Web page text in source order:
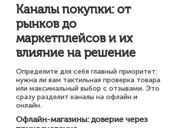
Каналы покупки: от
рынков до
маркетплейсов и их
влияние на решение
Определите для себя главный приоритет:
нужна ли вам тактильная проверка товара
или максимальный выбор с отзывами. Это
сразу разделит каналы на офлайн и
онлайн.
Офлайн-магазины: доверие через